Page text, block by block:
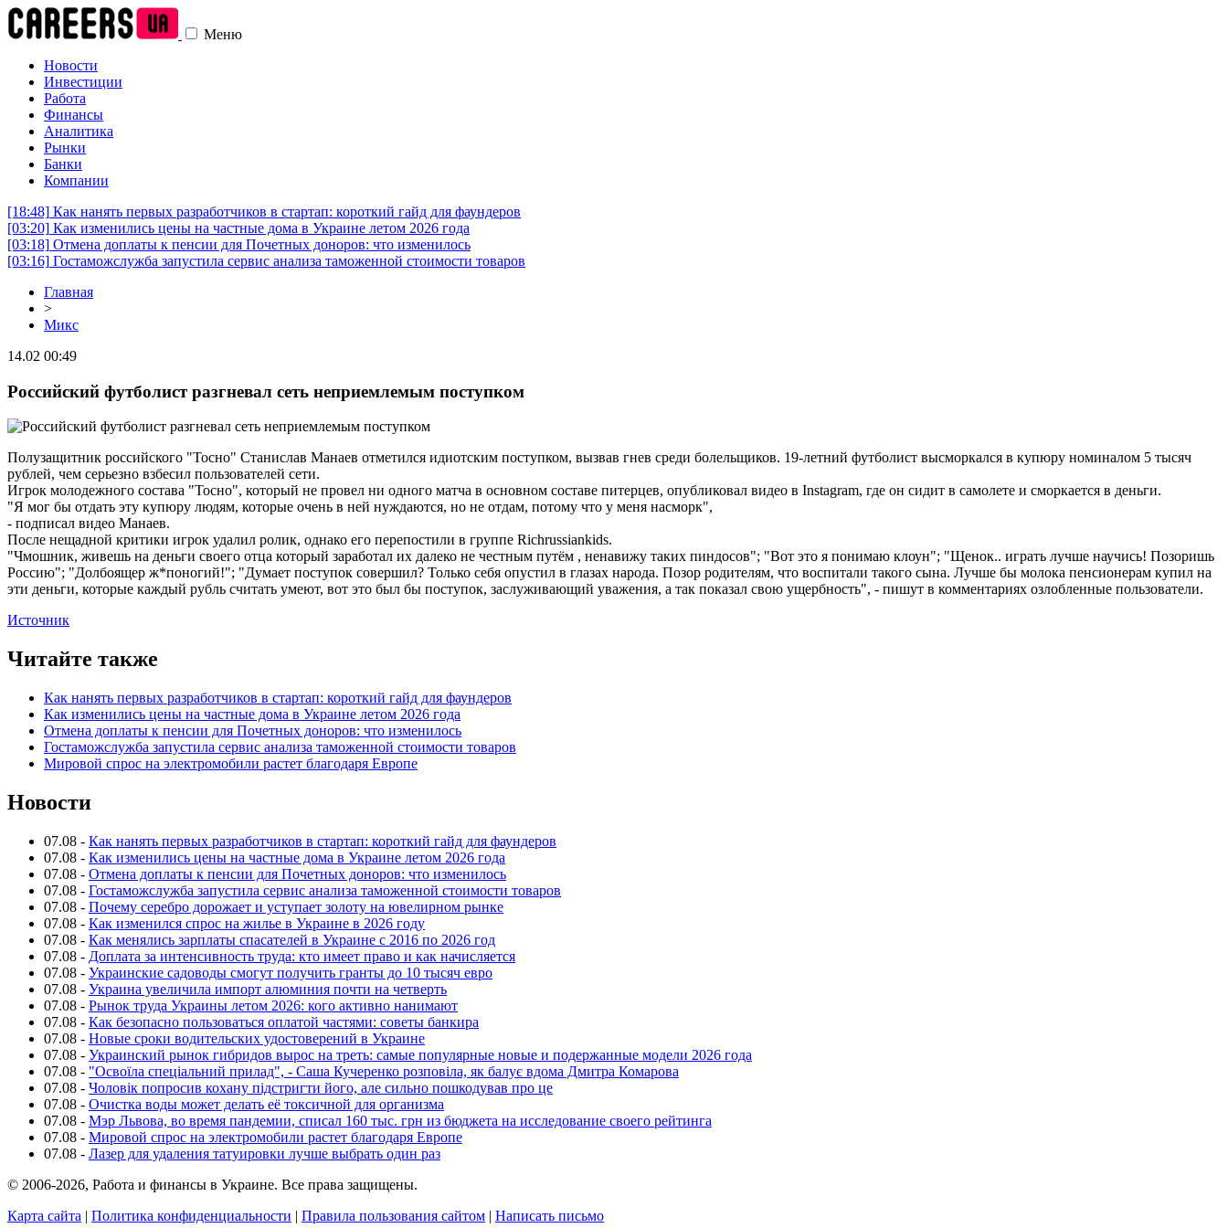
Меню
Новости
Инвестиции
Работа
Финансы
Аналитика
Рынки
Банки
Компании
[18:48] Как нанять первых разработчиков в стартап: короткий гайд для фаундеров
[03:20] Как изменились цены на частные дома в Украине летом 2026 года
[03:18] Отмена доплаты к пенсии для Почетных доноров: что изменилось
[03:16] Гостаможслужба запустила сервис анализа таможенной стоимости товаров
Главная
>
Микс
14.02 00:49
Российский футболист разгневал сеть неприемлемым поступком
Полузащитник российского "Тосно" Станислав Манаев отметился идиотским поступком, вызвав гнев среди болельщиков. 19-летний футболист высморкался в купюру номиналом 5 тысяч
рублей, чем серьезно взбесил пользователей сети.
Игрок молодежного состава "Тосно", который не провел ни одного матча в основном составе питерцев, опубликовал видео в Instagram, где он сидит в самолете и сморкается в деньги.
"Я мог бы отдать эту купюру людям, которые очень в ней нуждаются, но не отдам, потому что у меня насморк",
- подписал видео Манаев.
После нещадной критики игрок удалил ролик, однако его перепостили в группе Richrussiankids.
"Чмошник, живешь на деньги своего отца который заработал их далеко не честным путём , ненавижу таких пиндосов"; "Вот это я понимаю клоун"; "Щенок.. играть лучше научись! Позоришь
Россию"; "Долбоящер ж*поногий!"; "Думает поступок совершил? Только себя опустил в глазах народа. Позор родителям, что воспитали такого сына. Лучше бы молока пенсионерам купил на
эти деньги, которые каждый рубль считать умеют, вот это был бы поступок, заслуживающий уважения, а так показал свою ущербность", - пишут в комментариях озлобленные пользователи.
Источник
Читайте также
Как нанять первых разработчиков в стартап: короткий гайд для фаундеров
Как изменились цены на частные дома в Украине летом 2026 года
Отмена доплаты к пенсии для Почетных доноров: что изменилось
Гостаможслужба запустила сервис анализа таможенной стоимости товаров
Мировой спрос на электромобили растет благодаря Европе
Новости
07.08 - Как нанять первых разработчиков в стартап: короткий гайд для фаундеров
07.08 - Как изменились цены на частные дома в Украине летом 2026 года
07.08 - Отмена доплаты к пенсии для Почетных доноров: что изменилось
07.08 - Гостаможслужба запустила сервис анализа таможенной стоимости товаров
07.08 - Почему серебро дорожает и уступает золоту на ювелирном рынке
07.08 - Как изменился спрос на жилье в Украине в 2026 году
07.08 - Как менялись зарплаты спасателей в Украине с 2016 по 2026 год
07.08 - Доплата за интенсивность труда: кто имеет право и как начисляется
07.08 - Украинские садоводы смогут получить гранты до 10 тысяч евро
07.08 - Украина увеличила импорт алюминия почти на четверть
07.08 - Рынок труда Украины летом 2026: кого активно нанимают
07.08 - Как безопасно пользоваться оплатой частями: советы банкира
07.08 - Новые сроки водительских удостоверений в Украине
07.08 - Украинский рынок гибридов вырос на треть: самые популярные новые и подержанные модели 2026 года
07.08 - "Освоїла спеціальний прилад", - Саша Кучеренко розповіла, як балує вдома Дмитра Комарова
07.08 - Чоловік попросив кохану підстригти його, але сильно пошкодував про це
07.08 - Очистка воды может делать её токсичной для организма
07.08 - Мэр Львова, во время пандемии, списал 160 тыс. грн из бюджета на исследование своего рейтинга
07.08 - Мировой спрос на электромобили растет благодаря Европе
07.08 - Лазер для удаления татуировки лучше выбрать один раз
© 2006-2026, Работа и финансы в Украине. Все права защищены.
Карта сайта | Политика конфиденциальности | Правила пользования сайтом | Написать письмо